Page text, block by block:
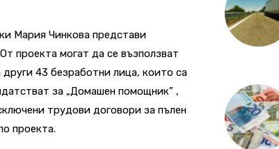
Мария Чинкова представи
проекта могат да се възползват
43 безработни лица, които са
за „Домашен помощник” ,
трудови договори за пълен
проекта.